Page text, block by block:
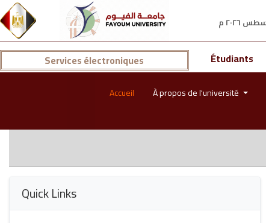
Services électroniques Étudiants
Accueil À propos de l'université
Quick Links